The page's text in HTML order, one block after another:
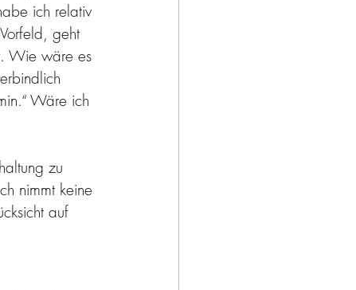
ich relativ
geht
Wie wäre es
Wäre ich
zu
nimmt keine
auf